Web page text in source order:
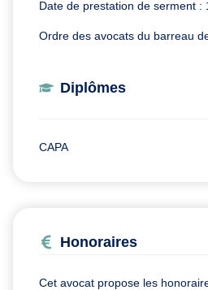
Date de prestation de serment :
Ordre des avocats du barreau
Diplômes
CAPA
Honoraires
Cet avocat propose les